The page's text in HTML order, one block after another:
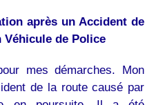
après un Accident de
Véhicule de Police
mes démarches. Mon
de la route causé par